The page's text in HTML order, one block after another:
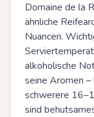
Domaine de la
ähnliche
Nuancen.
alkoholische
seine Aromen
schwerere
sind